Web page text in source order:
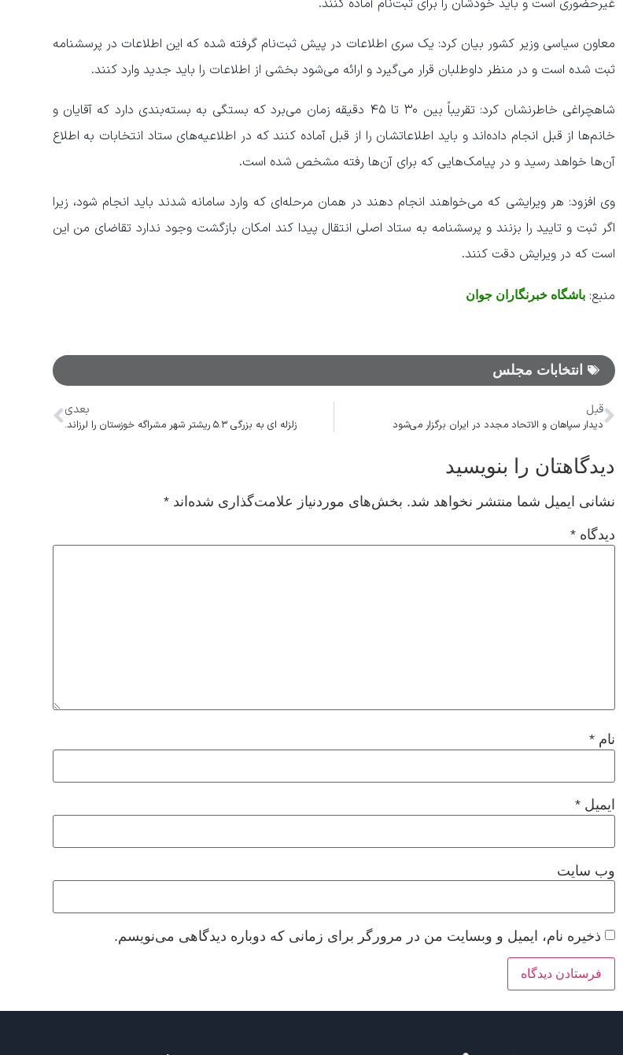
معاون سیاسی وزیر کشور بیان کرد: یک سری اطلاعات در پیش ثبت‌نام گرفته شده که این اطلاعات در پرسشنامه
ثبت شده است و در منظر داوطلبان قرار می‌گیرد و ارائه می‌شود بخشی از اطلاعات را باید جدید وارد کنند.
شاهچراغی خاطرنشان کرد: تقریباً بین ۳۰ تا ۴۵ دقیقه زمان می‌برد که بستگی به بسته‌بندی دارد که آقایان و
خانم‌ها از قبل انجام داده‌اند و باید اطلاعاتشان را از قبل آماده کنند که در اطلاعیه‌های ستاد انتخابات به اطلاع
آن‌ها خواهد رسید و در پیامک‌هایی که برای آن‌ها رفته مشخص شده است.
وی افزود: هر ویرایشی که می‌خواهند انجام دهند در همان مرحله‌ای که وارد سامانه شدند باید انجام شود، زیرا
اگر ثبت و تایید را بزنند و پرسشنامه به ستاد اصلی انتقال پیدا کند امکان بازگشت وجود ندارد تقاضای من این
است که در ویرایش دقت کنند.
منبع: باشگاه خبرنگاران جوان
انتخابات مجلس
قبل
دیدار سپاهان و الاتحاد مجدد در ایران برگزار می‌شود
بعدی
زلزله ای به بزرگی ۵.۳ ریشتر شهر مشراگه خوزستان را لرزاند.
دیدگاهتان را بنویسید
نشانی ایمیل شما منتشر نخواهد شد. بخش‌های موردنیاز علامت‌گذاری شده‌اند *
دیدگاه *
نام *
ایمیل *
وب‌ سایت
ذخیره نام، ایمیل و وبسایت من در مرورگر برای زمانی که دوباره دیدگاهی می‌نویسم.